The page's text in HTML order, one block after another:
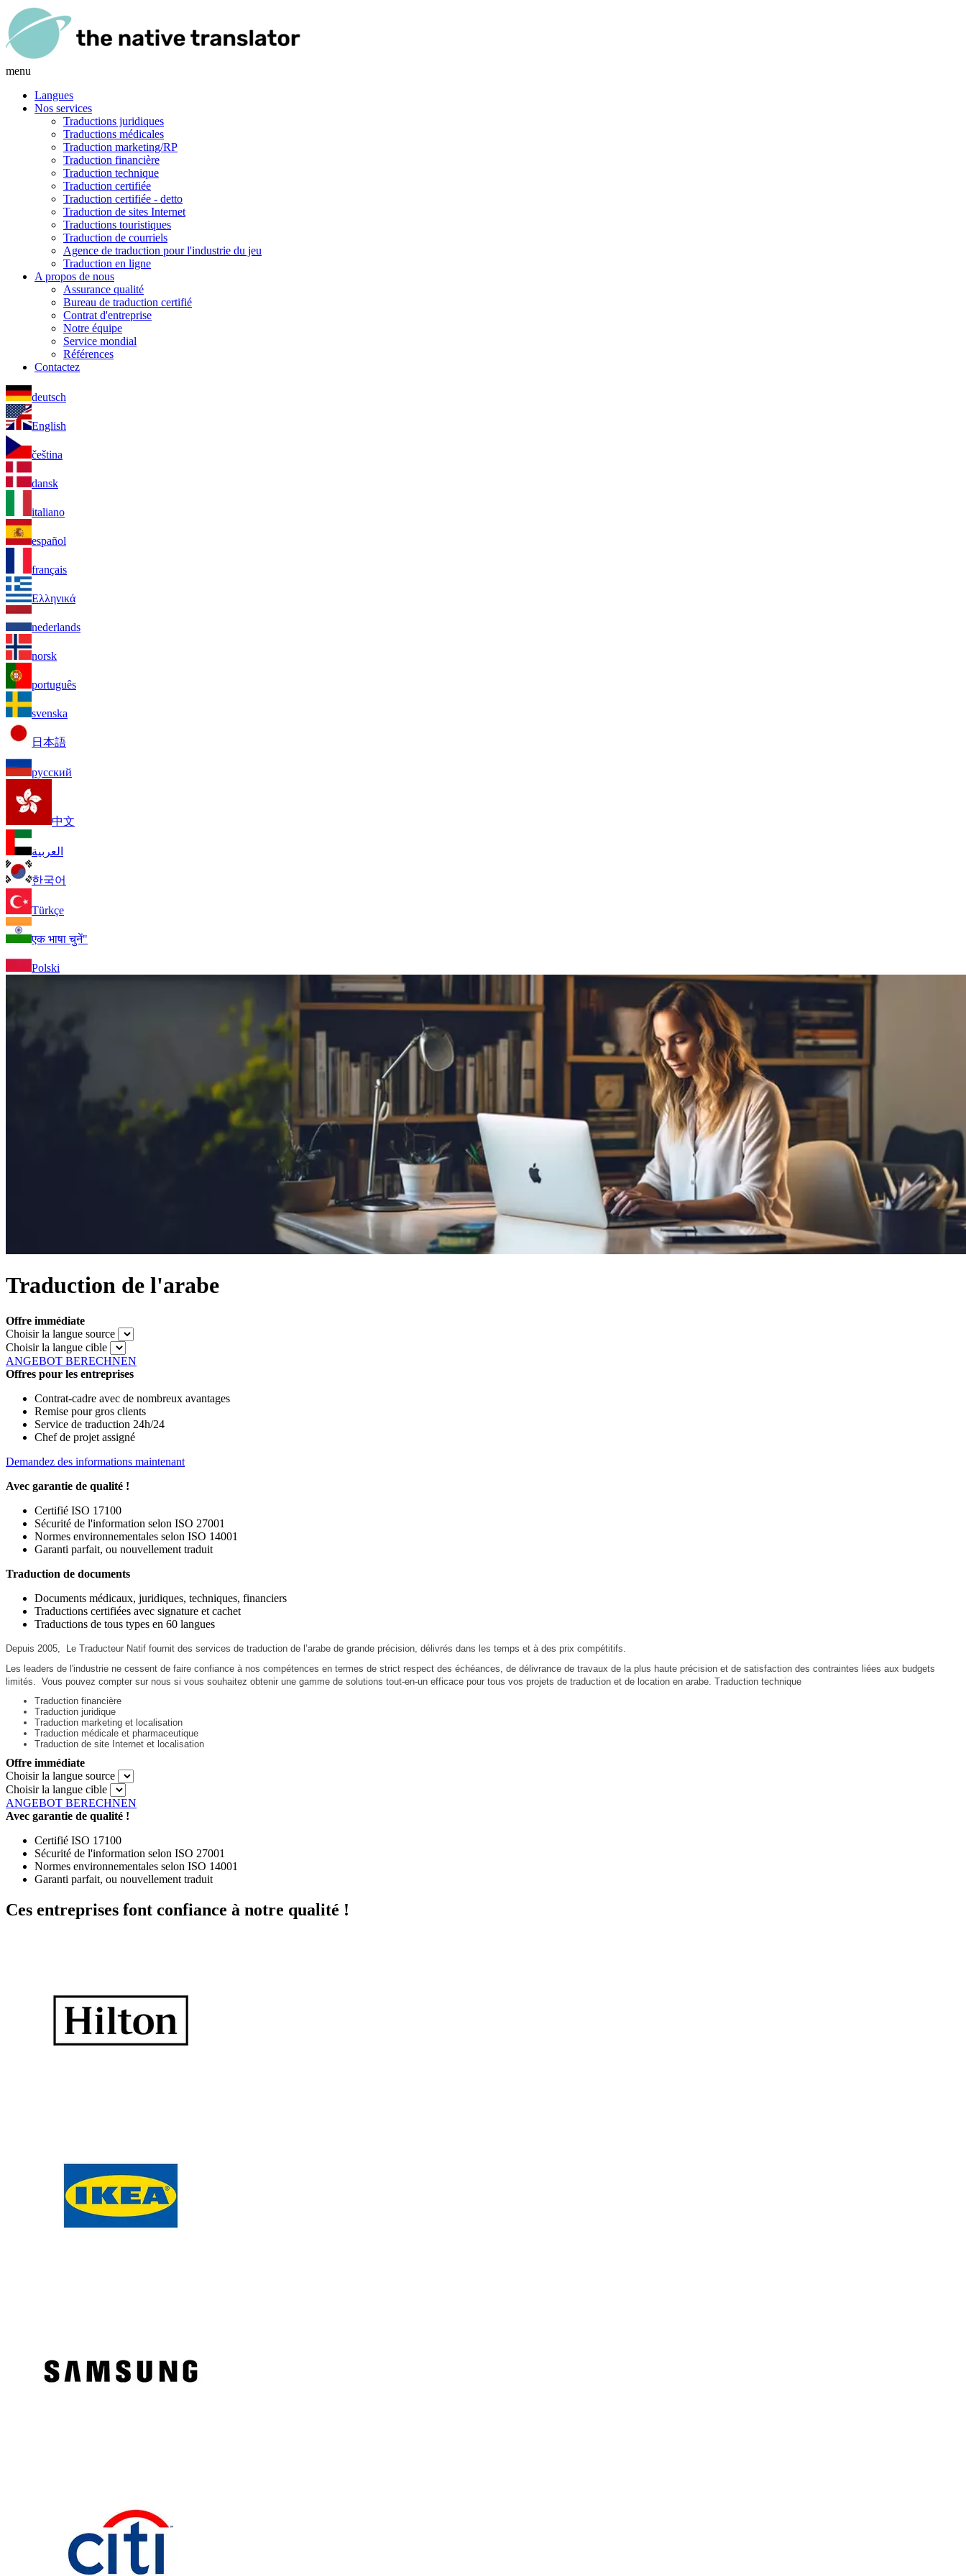
menu
Langues
Nos services
Traductions juridiques
Traductions médicales
Traduction marketing/RP
Traduction financière
Traduction technique
Traduction certifiée
Traduction certifiée - detto
Traduction de sites Internet
Traductions touristiques
Traduction de courriels
Agence de traduction pour l'industrie du jeu
Traduction en ligne
A propos de nous
Assurance qualité
Bureau de traduction certifié
Contrat d'entreprise
Notre équipe
Service mondial
Références
Contactez
deutsch
English
čeština
dansk
italiano
español
français
Ελληνικά
nederlands
norsk
português
svenska
日本語
русский
中文
العربية
한국어
Türkçe
एक भाषा चुनें"
Polski
Traduction de l'arabe
Offre immédiate
Choisir la langue source
Choisir la langue cible
ANGEBOT BERECHNEN
Offres pour les entreprises
Contrat-cadre avec de nombreux avantages
Remise pour gros clients
Service de traduction 24h/24
Chef de projet assigné
Demandez des informations maintenant
Avec garantie de qualité !
Certifié ISO 17100
Sécurité de l'information selon ISO 27001
Normes environnementales selon ISO 14001
Garanti parfait, ou nouvellement traduit
Traduction de documents
Documents médicaux, juridiques, techniques, financiers
Traductions certifiées avec signature et cachet
Traductions de tous types en 60 langues
Depuis 2005, Le Traducteur Natif fournit des services de traduction de l’arabe de grande précision, délivrés dans les temps et à des prix compétitifs.
Les leaders de l'industrie ne cessent de faire confiance à nos compétences en termes de strict respect des échéances, de délivrance de travaux de la plus haute précision et de satisfaction des contraintes liées aux budgets
limités. Vous pouvez compter sur nous si vous souhaitez obtenir une gamme de solutions tout-en-un efficace pour tous vos projets de traduction et de location en arabe. Traduction technique
Traduction financière
Traduction juridique
Traduction marketing et localisation
Traduction médicale et pharmaceutique
Traduction de site Internet et localisation
Offre immédiate
Choisir la langue source
Choisir la langue cible
ANGEBOT BERECHNEN
Avec garantie de qualité !
Certifié ISO 17100
Sécurité de l'information selon ISO 27001
Normes environnementales selon ISO 14001
Garanti parfait, ou nouvellement traduit
Ces entreprises font confiance à notre qualité !